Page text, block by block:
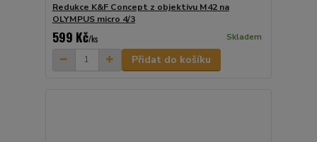
Redukce K&F Concept z objektivu M42 na
OLYMPUS micro 4/3
599 Kč/ks Skladem
Přidat do košíku